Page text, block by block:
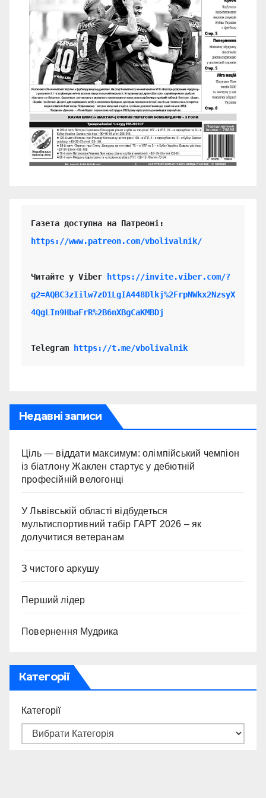
https://www.patreon.com/vbolivalnik/
Читайте у Viber
https://invite.viber.com/?
g2=AQBC3zIilw7zD1LgIA448Dlkj%2FrpNWkx2NzsyX
4QgLIn9HbaFrR%2B6nXBgCaKMBDj
Telegram https://t.me/vbolivalnik
Недавні записи
Ціль — віддати максимум: олімпійський чемпіон
із біатлону Жаклен стартує у дебютній
професійній велогонці
У Львівській області відбудеться
мультиспортивний табір ГАРТ 2026 – як
долучитися ветеранам
З чистого аркушу
Перший лідер
Повернення Мудрика
Категорії
Категорії